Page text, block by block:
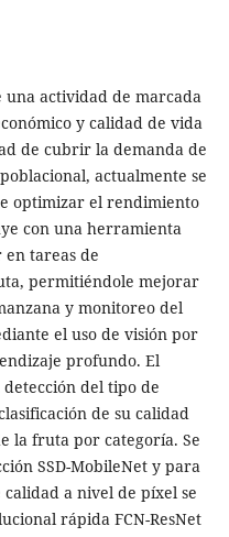
actividad de marcada
y calidad de vida
de cubrir la demanda de
actualmente se
optimizar el rendimiento
con una herramienta
tareas de
permitiéndole mejorar
y monitoreo del
el uso de visión por
profundo. El
del tipo de
de su calidad
la fruta por categoría. Se
SSD-MobileNet y para
a nivel de píxel se
rápida FCN-ResNet